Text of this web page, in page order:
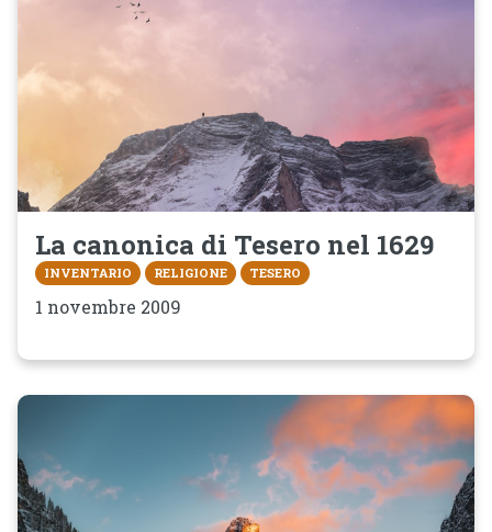
La canonica di Tesero nel 1629
INVENTARIO RELIGIONE TESERO
1 novembre 2009